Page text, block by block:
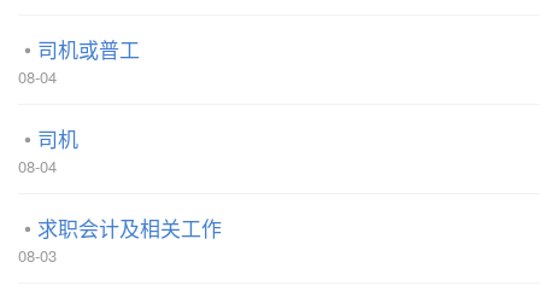
司机或普工
08-04
司机
08-04
求职会计及相关工作
08-03